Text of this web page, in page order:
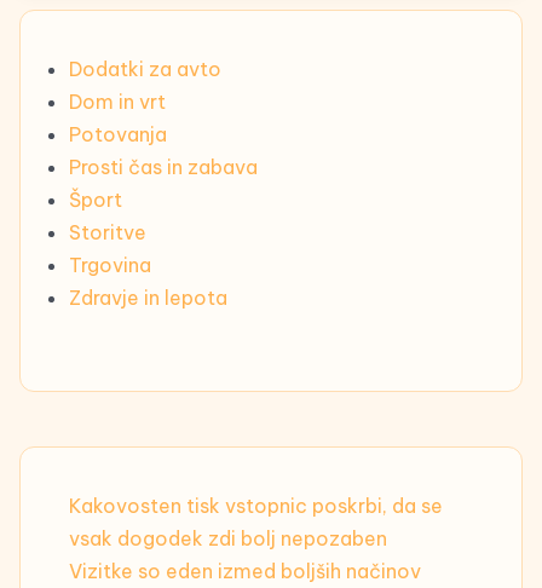
Dodatki za avto
Dom in vrt
Potovanja
Prosti čas in zabava
Šport
Storitve
Trgovina
Zdravje in lepota
Kakovosten tisk vstopnic poskrbi, da se
vsak dogodek zdi bolj nepozaben
Vizitke so eden izmed boljših načinov